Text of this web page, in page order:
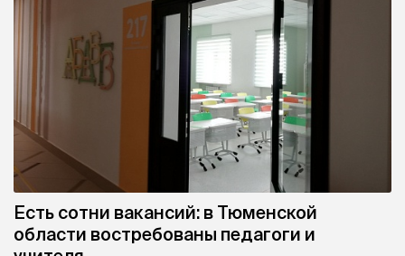
Есть сотни вакансий: в Тюменской
области востребованы педагоги и